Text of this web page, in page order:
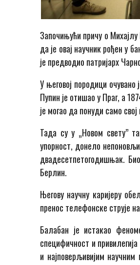
Започињући причу о
да је овај научник рођен у
је предводио патријарх
У његовој породици
Пупин је отишао у Праг, а
је могао да понуди само
Тада су у „Новом свету”
упорност, донело
двадесетпетогодишњак.
Берлин.
Његову научну каријеру
пренос телефонске струје
Балабан је истакао
специфичност и
и најповерљивијим